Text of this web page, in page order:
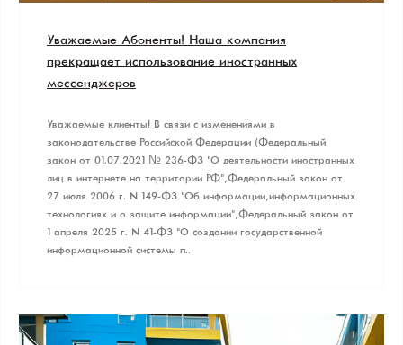
Уважаемые Абоненты! Наша компания
прекращает использование иностранных
мессенджеров
Уважаемые клиенты! В связи с изменениями в
законодательстве Российской Федерации (Федеральный
закон от 01.07.2021 № 236-ФЗ "О деятельности иностранных
лиц в интернете на территории РФ", Федеральный закон от
27 июля 2006 г. N 149-ФЗ "Об информации, информационных
технологиях и о защите информации", Федеральный закон от
1 апреля 2025 г. N 41-ФЗ "О создании государственной
информационной системы п..